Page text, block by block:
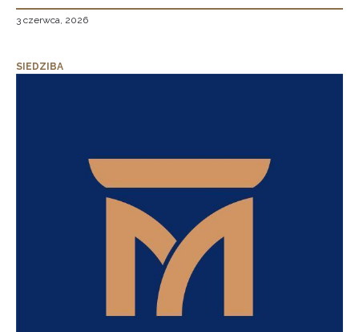
3 czerwca, 2026
SIEDZIBA